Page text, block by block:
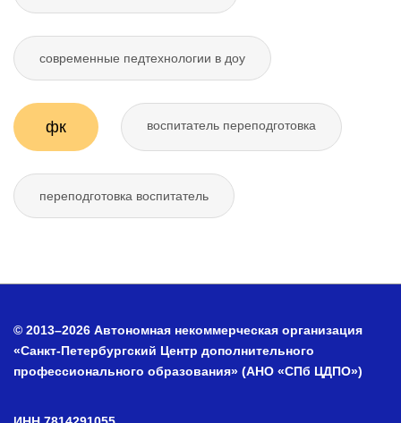
современные педтехнологии в доу
фк воспитатель переподготовка
переподготовка воспитатель
© 2013–2026 Автономная некоммерческая организация
«Санкт-Петербургский Центр дополнительного
профессионального образования» (АНО «СПб ЦДПО»)